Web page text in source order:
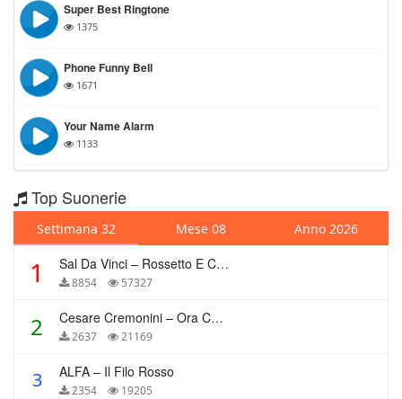
Super Best Ringtone
1375
Phone Funny Bell
1671
Your Name Alarm
1133
Top Suonerie
Settimana 32 Mese 08 Anno 2026
1 Sal Da Vinci – Rossetto E Caffè
8854 57327
2 Cesare Cremonini – Ora Che Non Ho Più Te
2637 21169
3 ALFA – Il Filo Rosso
2354 19205